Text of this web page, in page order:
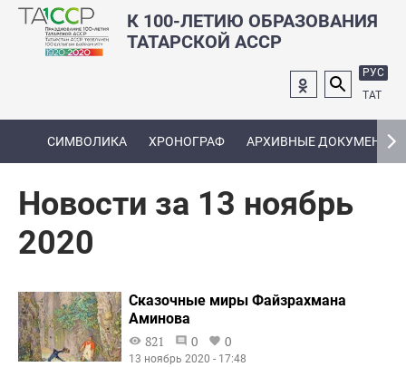
К 100-ЛЕТИЮ ОБРАЗОВАНИЯ
ТАТАРСКОЙ АССР
РУС
ТАТ
СИМВОЛИКА ХРОНОГРАФ АРХИВНЫЕ ДОКУМЕНТЫ
Новости за 13 ноябрь
2020
Сказочные миры Файзрахмана
Аминова
821
0 0
13 ноябрь 2020 - 17:48